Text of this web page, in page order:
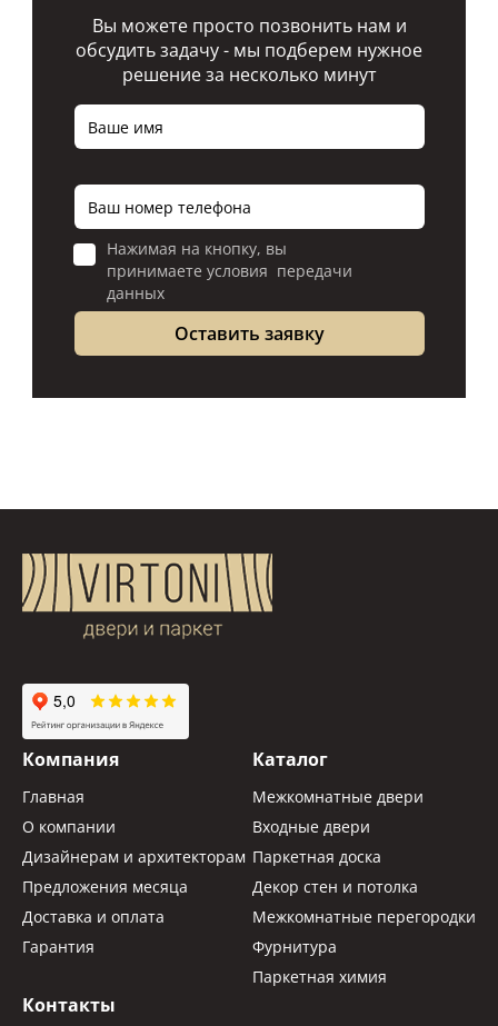
Вы можете просто позвонить нам и
обсудить задачу - мы подберем нужное
решение за несколько минут
Нажимая на кнопку, вы
принимаете условия передачи
данных
Компания
Главная
О компании
Дизайнерам и архитекторам
Предложения месяца
Доставка и оплата
Гарантия
Каталог
Межкомнатные двери
Входные двери
Паркетная доска
Декор стен и потолка
Межкомнатные перегородки
Фурнитура
Паркетная химия
Контакты